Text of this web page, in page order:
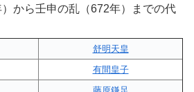
から壬申の乱（672年）までの代
舒明天皇
有間皇子